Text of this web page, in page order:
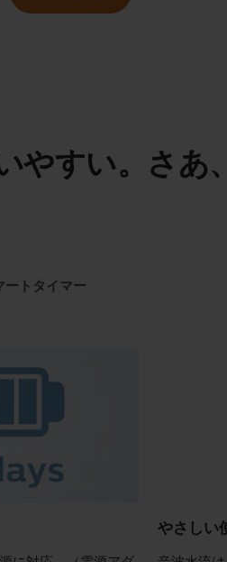
やすい。さあ
ートタイマー
やさしい